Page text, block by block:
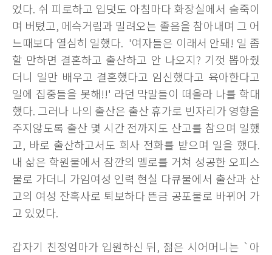
었다. 쉬 피로하고 입덧도 아침마다 화장실에서 숨죽이
며 버텼고, 메슥거림과 밀려오는 졸음을 참아내며 그 어
느때보다 열심히 일했다. '여자들은 이래서 안돼! 일 좀
할 만하면 결혼하고 출산하고 안 나오지? 기껏 뽑아줬
더니 일만 배우고 결혼했다고 임신했다고 육아한다고
일에 집중들을 못해!!' 라던 막말들이 떠올라 나를 학대
했다. 그러나 나의 출산은 출산 휴가로 빈자리가 영향을
주지않도록 출산 몇 시간 전까지도 산고를 참으며 일했
고, 바로 출산하고서도 회사 전화를 받으며 일을 했다.
내 삶은 학원물에서 잠깐의 멜로를 거쳐 성공한 오피스
물로 가더니 가임여성 인력 현실 다큐물에서 출산과 산
고의 여성 잔혹사로 퇴보하다 뜬금 공포물로 바뀌어 가
고 있었다.
갑자기 친정엄마가 입원하신 뒤, 젊은 시어머니는 `아